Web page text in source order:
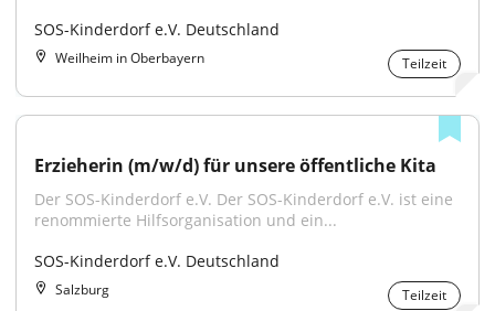
SOS-Kinderdorf e.V. Deutschland
Weilheim in Oberbayern Teilzeit
Erzieherin (m/w/d) für unsere öffentliche Kita
Der SOS-Kinderdorf e.V. Der SOS-Kinderdorf e.V. ist eine
renommierte Hilfsorganisation und ein...
SOS-Kinderdorf e.V. Deutschland
Salzburg Teilzeit